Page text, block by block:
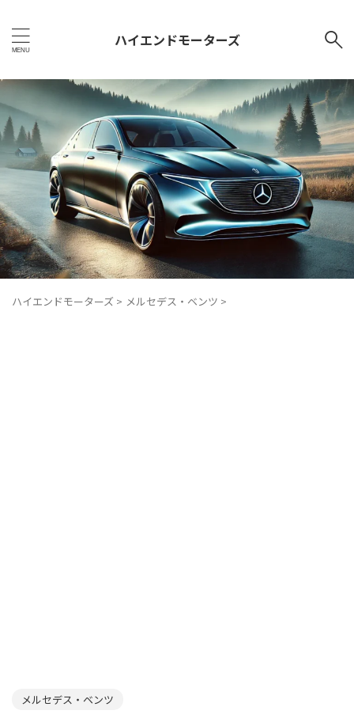
ハイエンドモーターズ
ハイエンドモーターズ > メルセデス・ベンツ >
メルセデス・ベンツ